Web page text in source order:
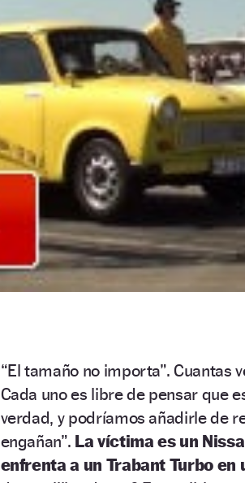
“El tamaño no importa”. Cuantas
Cada uno es libre de pensar que
verdad, y podríamos añadirle de
engañan”. La víctima es un
enfrenta a un Trabant Turbo